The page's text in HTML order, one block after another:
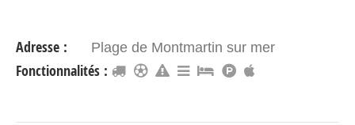
Adresse : Plage de Montmartin sur mer
Fonctionnalités :